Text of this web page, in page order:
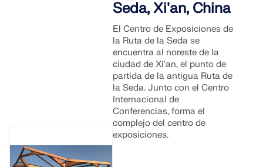
Seda, Xi'an, China
El Centro de Exposiciones de
la Ruta de la Seda se
encuentra al noreste de la
ciudad de Xi'an, el punto de
partida de la antigua Ruta de
la Seda. Junto con el Centro
Internacional de
Conferencias, forma el
complejo del centro de
exposiciones.